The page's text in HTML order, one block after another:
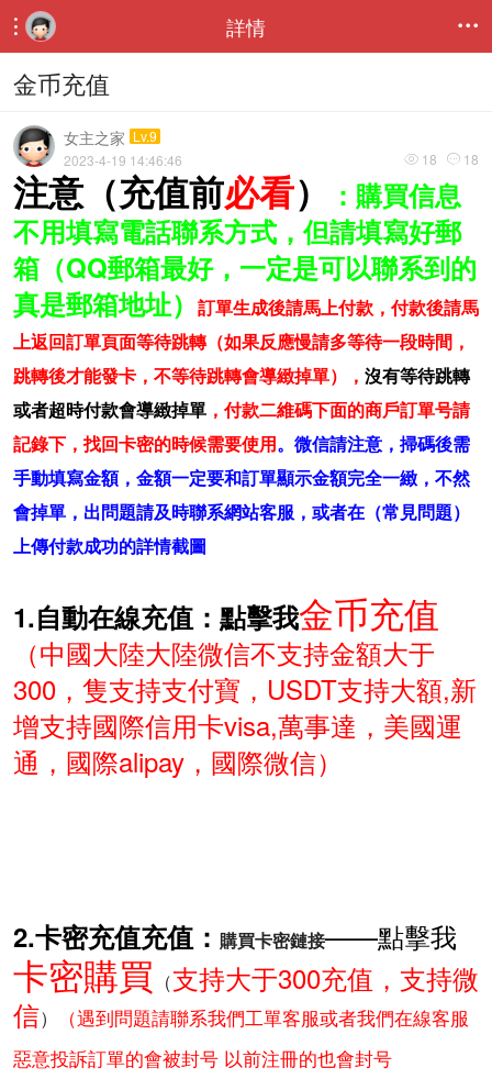
 詳情 
金币充值
女主之家 Lv.9
 18  18
2023-4-19 14:46:46
注意（充值前必看）
：購買信息
不用填寫電話聯系方式，但請填寫好郵
箱（QQ郵箱最好，一定是可以聯系到的
真是郵箱地址）
訂單生成後請馬上付款 ，付款後請馬
上返回訂單頁面等待跳轉（如果反應慢請多等待一段時間，
跳轉後才能發卡，不等待跳轉會導緻掉單）， 沒有等待跳轉
或者超時付款會導緻掉單 ，付款二維碼下面的商戶訂單号請
記錄下，找回卡密的時候需要使用。 微信請注意，掃碼後需
手動填寫金額，金額一定要和訂單顯示金額完全一緻，不然
會掉單，出問題請及時聯系網站客服，或者在（常見問題）
上傳付款成功的詳情截圖
1.自動在線充值：點擊我金币充值
（中國大陸大陸微信不支持金額大于
300，隻支持支付寶，USDT支持大額,新
增支持國際信用卡visa,萬事達，美國運
通，國際alipay，國際微信）
2.卡密充值充值： 購買卡密鏈接——點擊我
卡密購買 （支持大于300充值，支持微
信）
（遇到問題請聯系我們工單客服或者我們在線客服
惡意投訴訂單的會被封号 以前注冊的也會封号